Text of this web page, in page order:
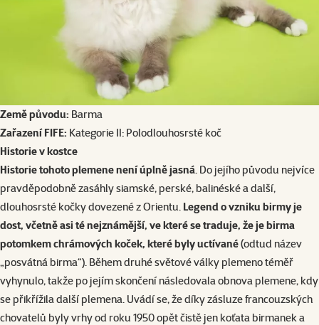
Země původu: Barma
Zařazení FIFE: Kategorie II: Polodlouhosrsté koč
Historie v kostce
Historie tohoto plemene není úplně jasná . Do jejího původu nejvíce
pravděpodobně zasáhly siamské, perské, balinéské a další,
dlouhosrsté kočky dovezené z Orientu. Legend o vzniku birmy je
dost, včetně asi té nejznámější, ve které se traduje, že je birma
potomkem chrámových koček, které byly uctívané(odtud název
„posvátná birma“). Během druhé světové války plemeno téměř
vyhynulo, takže po jejím skončení následovala obnova plemene, kdy
se přikřížila další plemena. Uvádí se, že díky zásluze francouzských
chovatelů byly vrhy od roku 1950 opět čistě jen koťata birmanek a